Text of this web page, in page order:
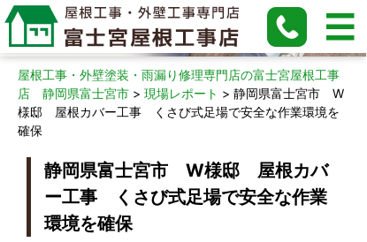
現場レポート
屋根工事・外壁塗装・雨漏り修理専門店の富士宮屋根工事
店 静岡県富士宮市 > 現場レポート > 静岡県富士宮市 W
様邸 屋根カバー工事 くさび式足場で安全な作業環境を
確保
静岡県富士宮市 W様邸 屋根カバ
ー工事 くさび式足場で安全な作業
環境を確保